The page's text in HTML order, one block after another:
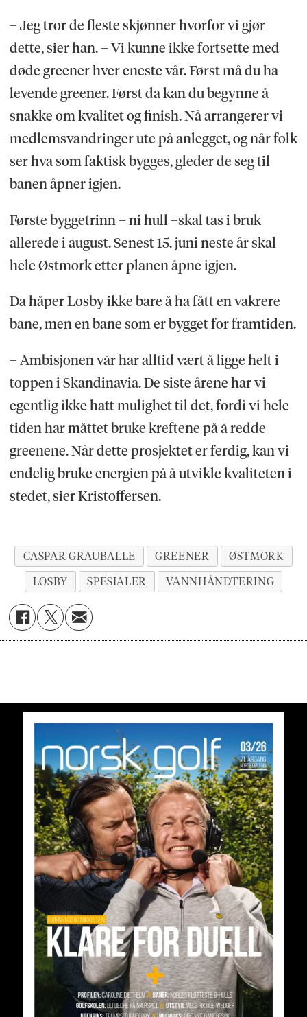
– Jeg tror de fleste skjønner hvorfor vi gjør
dette, sier han. – Vi kunne ikke fortsette med
døde greener hver eneste vår. Først må du ha
levende greener. Først da kan du begynne å
snakke om kvalitet og finish. Nå arrangerer vi
medlemsvandringer ute på anlegget, og når folk
ser hva som faktisk bygges, gleder de seg til
banen åpner igjen.
Første byggetrinn – ni hull –skal tas i bruk
allerede i august. Senest 15. juni neste år skal
hele Østmork etter planen åpne igjen.
Da håper Losby ikke bare å ha fått en vakrere
bane, men en bane som er bygget for framtiden.
– Ambisjonen vår har alltid vært å ligge helt i
toppen i Skandinavia. De siste årene har vi
egentlig ikke hatt mulighet til det, fordi vi hele
tiden har måttet bruke kreftene på å redde
greenene. Når dette prosjektet er ferdig, kan vi
endelig bruke energien på å utvikle kvaliteten i
stedet, sier Kristoffersen.
CASPAR GRAUBALLE GREENER
ØSTMORK
LOSBY
SPESIALER VANNHÅNDTERING